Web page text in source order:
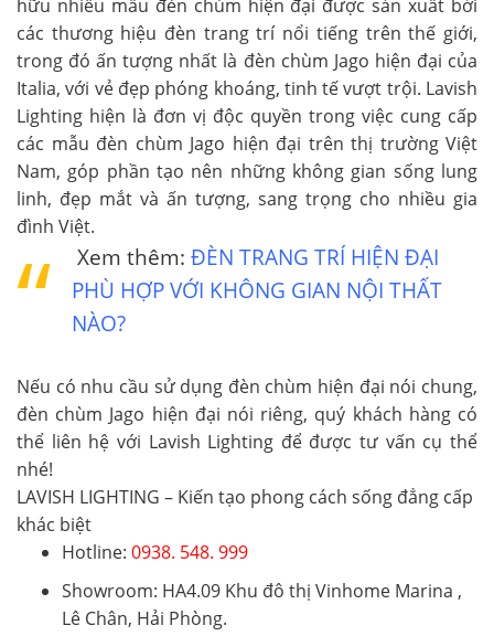
hữu nhiều mẫu đèn chùm hiện đại được sản xuất bởi
các thương hiệu đèn trang trí nổi tiếng trên thế giới,
trong đó ấn tượng nhất là đèn chùm Jago hiện đại của
Italia, với vẻ đẹp phóng khoáng, tinh tế vượt trội. Lavish
Lighting hiện là đơn vị độc quyền trong việc cung cấp
các mẫu đèn chùm Jago hiện đại trên thị trường Việt
Nam, góp phần tạo nên những không gian sống lung
linh, đẹp mắt và ấn tượng, sang trọng cho nhiều gia
đình Việt.
Xem thêm: ĐÈN TRANG TRÍ HIỆN ĐẠI
PHÙ HỢP VỚI KHÔNG GIAN NỘI THẤT
NÀO?
Nếu có nhu cầu sử dụng đèn chùm hiện đại nói chung,
đèn chùm Jago hiện đại nói riêng, quý khách hàng có
thể liên hệ với Lavish Lighting để được tư vấn cụ thể
nhé!
LAVISH LIGHTING – Kiến tạo phong cách sống đẳng cấp
khác biệt
Hotline: 0938. 548. 999
Showroom: HA4.09 Khu đô thị Vinhome Marina ,
Lê Chân, Hải Phòng.